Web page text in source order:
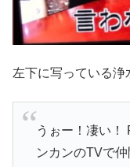
左下に写っている浄
うぉー！凄い！
ンカンのTVで